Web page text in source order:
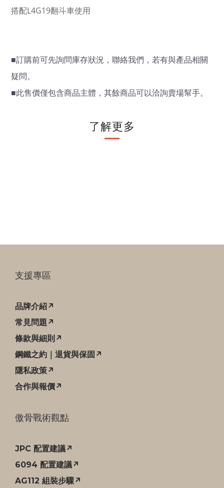
搭配L4G19翻斗車使用
■訂購前可先詢問庫存狀況，聯絡我們，若有與產品相關
疑問。
■此售價僅包含商品主體，其餘商品可以洽詢賣場幫手。
了解更多
支援專區
品牌介紹↗
常見問題↗
條款與細則↗
鋼鐵之約｜退貨與保固↗
隱私政策↗
合作與報價↗
傲骨戰術觀點
JPC 配置建議↗
6094 配置建議↗
AG112 組裝步驟↗